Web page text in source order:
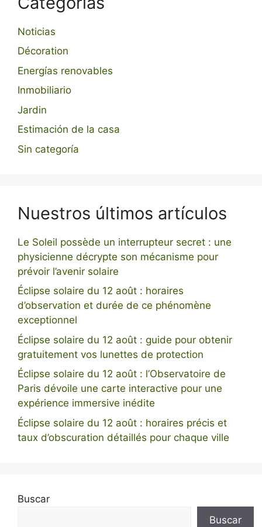
Noticias
Décoration
Energías renovables
Inmobiliario
Jardin
Estimación de la casa
Sin categoría
Nuestros últimos artículos
Le Soleil possède un interrupteur secret : une
physicienne décrypte son mécanisme pour
prévoir l’avenir solaire
Éclipse solaire du 12 août : horaires
d’observation et durée de ce phénomène
exceptionnel
Éclipse solaire du 12 août : guide pour obtenir
gratuitement vos lunettes de protection
Éclipse solaire du 12 août : l’Observatoire de
Paris dévoile une carte interactive pour une
expérience immersive inédite
Éclipse solaire du 12 août : horaires précis et
taux d’obscuration détaillés pour chaque ville
Buscar
Buscar